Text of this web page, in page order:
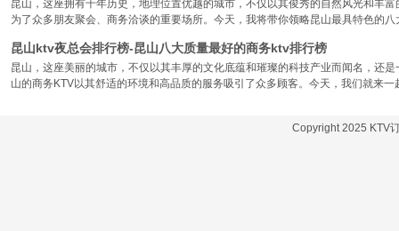
昆山，这座拥有千年历史，地理位置优越的城市，不仅以其俊秀的自然风光和丰
为了众多朋友聚会、商务洽谈的重要场所。今天，我将带你领略昆山最具特色的
昆山ktv夜总会排行榜-昆山八大质量最好的商务ktv排行榜
昆山，这座美丽的城市，不仅以其丰厚的文化底蕴和璀璨的科技产业而闻名，还
山的商务KTV以其舒适的环境和高品质的服务吸引了众多顾客。今天，我们就来
Copyright 2025 KTV